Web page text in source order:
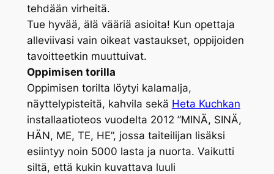
tehdään virheitä.
Tue hyvää, älä vääriä asioita! Kun opettaja
alleviivasi vain oikeat vastaukset, oppijoiden
tavoitteetkin muuttuivat.
Oppimisen torilla
Oppimisen torilta löytyi kalamalja,
näyttelypisteitä, kahvila sekä Heta Kuchkan
installaatioteos vuodelta 2012 ”MINÄ, SINÄ,
HÄN, ME, TE, HE”, jossa taiteilijan lisäksi
esiintyy noin 5000 lasta ja nuorta. Vaikutti
siltä, että kukin kuvattava luuli